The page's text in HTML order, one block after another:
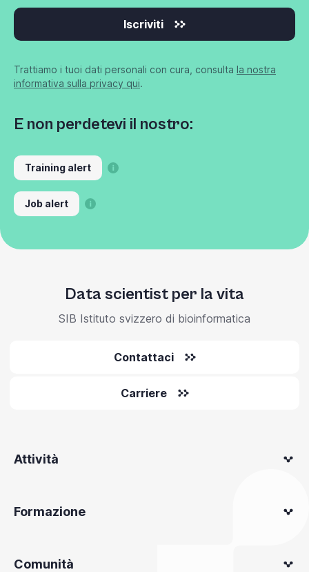
Iscriviti
Trattiamo i tuoi dati personali con cura, consulta la nostra
informativa sulla privacy qui.
E non perdetevi il nostro:
Training alert
Job alert
Data scientist per la vita
SIB Istituto svizzero di bioinformatica
Contattaci
Carriere
Attività
Formazione
Comunità